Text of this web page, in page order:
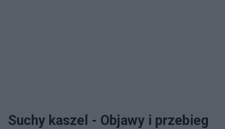
Suchy kaszel - Objawy i przebieg